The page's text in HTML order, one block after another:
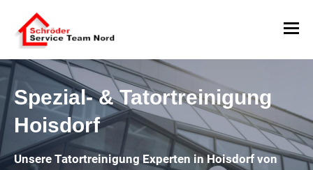
Spezial- & Tatortreinigung
Hoisdorf
Unsere Tatortreinigung Experten in Hoisdorf von